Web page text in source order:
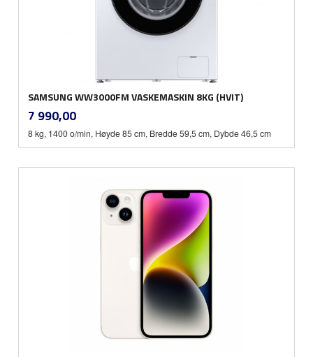
SAMSUNG WW3000FM VASKEMASKIN 8KG (HVIT)
Pris
7 990,00mva.
8 kg, 1400 o/min, Høyde 85 cm, Bredde 59,5 cm, Dybde 46,5 cm